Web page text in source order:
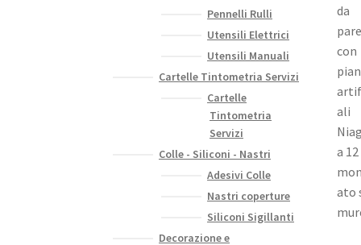
Pennelli Rulli
Utensili Elettrici
Utensili Manuali
Cartelle Tintometria Servizi
Cartelle
Tintometria
Servizi
Colle - Siliconi - Nastri
Adesivi Colle
Nastri coperture
Siliconi Sigillanti
Decorazione e